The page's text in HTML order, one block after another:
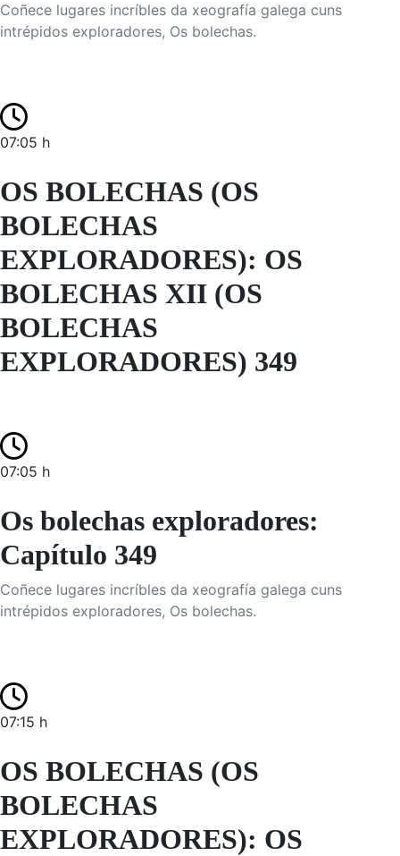
Coñece lugares incríbles da xeografía galega cuns
intrépidos exploradores, Os bolechas.
07:05 h
OS BOLECHAS (OS
BOLECHAS
EXPLORADORES): OS
BOLECHAS XII (OS
BOLECHAS
EXPLORADORES) 349
07:05 h
Os bolechas exploradores:
Capítulo 349
Coñece lugares incríbles da xeografía galega cuns
intrépidos exploradores, Os bolechas.
07:15 h
OS BOLECHAS (OS
BOLECHAS
EXPLORADORES): OS